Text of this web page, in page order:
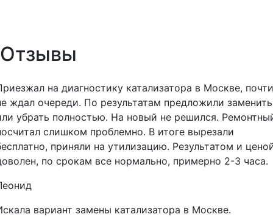
Отзывы
на диагностику катализатора в Москве, почти
ждал очереди. По результатам предложили заменить
убрать полностью. На новый не решился.
слишком проблемно. В итоге вырезали
приняли на утилизацию. Результатом и
по срокам все нормально, примерно 2-3 часа.
вариант замены катализатора в Москве.